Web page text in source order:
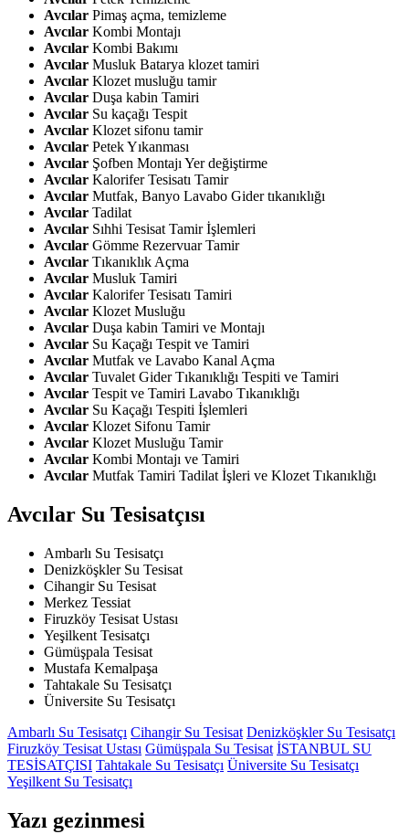
Avcılar Pimaş açma, temizleme
Avcılar Kombi Montajı
Avcılar Kombi Bakımı
Avcılar Musluk Batarya klozet tamiri
Avcılar Klozet musluğu tamir
Avcılar Duşa kabin Tamiri
Avcılar Su kaçağı Tespit
Avcılar Klozet sifonu tamir
Avcılar Petek Yıkanması
Avcılar Şofben Montajı Yer değiştirme
Avcılar Kalorifer Tesisatı Tamir
Avcılar Mutfak, Banyo Lavabo Gider tıkanıklığı
Avcılar Tadilat
Avcılar Sıhhi Tesisat Tamir İşlemleri
Avcılar Gömme Rezervuar Tamir
Avcılar Tıkanıklık Açma
Avcılar Musluk Tamiri
Avcılar Kalorifer Tesisatı Tamiri
Avcılar Klozet Musluğu
Avcılar Duşa kabin Tamiri ve Montajı
Avcılar Su Kaçağı Tespit ve Tamiri
Avcılar Mutfak ve Lavabo Kanal Açma
Avcılar Tuvalet Gider Tıkanıklığı Tespiti ve Tamiri
Avcılar Tespit ve Tamiri Lavabo Tıkanıklığı
Avcılar Su Kaçağı Tespiti İşlemleri
Avcılar Klozet Sifonu Tamir
Avcılar Klozet Musluğu Tamir
Avcılar Kombi Montajı ve Tamiri
Avcılar Mutfak Tamiri Tadilat İşleri ve Klozet Tıkanıklığı
Avcılar Su Tesisatçısı
Ambarlı Su Tesisatçı
Denizköşkler Su Tesisat
Cihangir Su Tesisat
Merkez Tessiat
Firuzköy Tesisat Ustası
Yeşilkent Tesisatçı
Gümüşpala Tesisat
Mustafa Kemalpaşa
Tahtakale Su Tesisatçı
Üniversite Su Tesisatçı
Ambarlı Su Tesisatçı Cihangir Su Tesisat Denizköşkler Su Tesisatçı
Firuzköy Tesisat Ustası Gümüşpala Su Tesisat İSTANBUL SU
TESİSATÇISI Tahtakale Su Tesisatçı Üniversite Su Tesisatçı
Yeşilkent Su Tesisatçı
Yazı gezinmesi